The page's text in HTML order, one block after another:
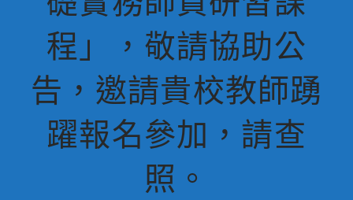
程」，敬請協助公
告，邀請貴校教師踴
躍報名參加，請查
照。